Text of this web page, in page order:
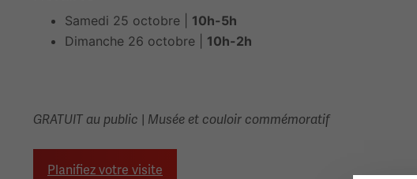
Samedi 25 octobre | 10h-5h
Dimanche 26 octobre | 10h-2h
GRATUIT au public | Musée et couloir commémoratif
Planifiez votre visite